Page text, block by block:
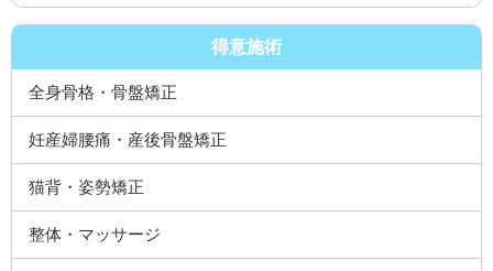
得意施術
全身骨格・骨盤矯正
妊産婦腰痛・産後骨盤矯正
猫背・姿勢矯正
整体・マッサージ